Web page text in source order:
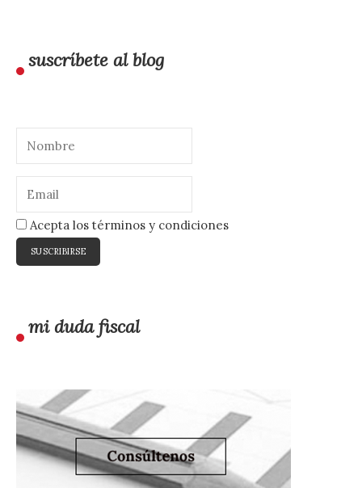
suscríbete al blog
Acepta los términos y condiciones
mi duda fiscal